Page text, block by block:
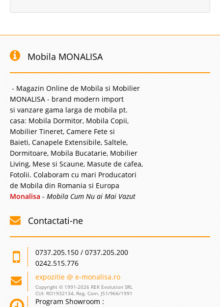
Mobila MONALISA
- Magazin Online de Mobila si Mobilier
MONALISA - brand modern import
si vanzare gama larga de mobila pt.
casa: Mobila Dormitor, Mobila Copii,
Mobilier Tineret, Camere Fete si
Baieti, Canapele Extensibile, Saltele,
Dormitoare, Mobila Bucatarie, Mobilier
Living, Mese si Scaune, Masute de cafea,
Fotolii. Colaboram cu mari Producatori
de Mobila din Romania si Europa
Monalisa - Mobila Cum Nu ai Mai Vazut
Contactati-ne
0737.205.150 / 0737.205.200
0242.515.776
expozitie @ e-monalisa.ro
Copyright © 1991-2026 REK Evolution SRL
CUI: RO1932134, Reg. Com. J51/966/1991
Program Showroom :